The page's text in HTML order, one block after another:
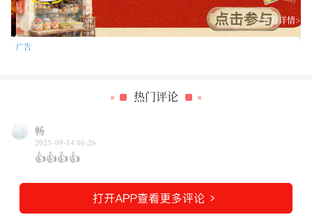
广告
查看详情>
热门评论
畅
2025-09-14 06:26
👍👍👍👍